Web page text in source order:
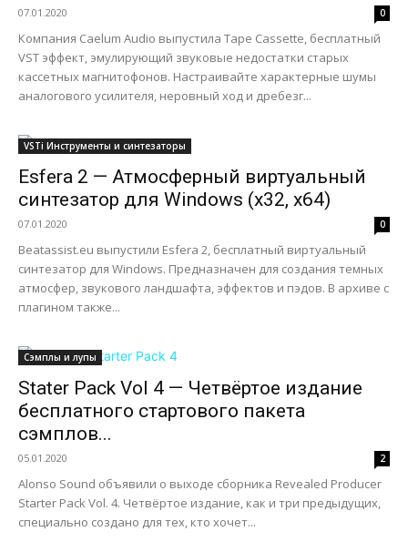
07.01.2020 0
Компания Caelum Audio выпустила Tape Cassette, бесплатный
VST эффект, эмулирующий звуковые недостатки старых
кассетных магнитофонов. Настраивайте характерные шумы
аналогового усилителя, неровный ход и дребезг...
VSTi Инструменты и синтезаторы
Esfera 2 — Атмосферный виртуальный
синтезатор для Windows (x32, x64)
07.01.2020 0
Beatassist.eu выпустили Esfera 2, бесплатный виртуальный
синтезатор для Windows. Предназначен для создания темных
атмосфер, звукового ландшафта, эффектов и пэдов. В архиве с
плагином также...
Сэмплы и лупы
Stater Pack Vol 4 — Четвёртое издание
бесплатного стартового пакета
сэмплов...
05.01.2020 2
Alonso Sound объявили о выходе сборника Revealed Producer
Starter Pack Vol. 4. Четвёртое издание, как и три предыдущих,
специально создано для тех, кто хочет...